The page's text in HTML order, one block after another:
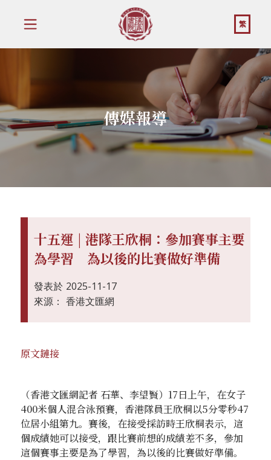
繁
傳媒報導
十五運 | 港隊王欣桐：參加賽事主要
為學習 為以後的比賽做好準備
發表於 2025-11-17
來源： 香港文匯網
‍原文鏈接‍
（香港文匯網記者 石華、李望賢）17日上午，在女子
400米個人混合泳預賽，香港隊員王欣桐以5分零秒47
位居小組第九。賽後，在接受採訪時王欣桐表示，這
個成績她可以接受，跟比賽前想的成績差不多，參加
這個賽事主要是為了學習，為以後的比賽做好準備。